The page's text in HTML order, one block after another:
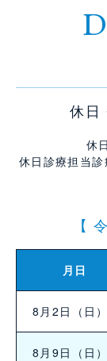
休日
休
休日診療担当
【
月日
8月2日（日）
8月9日（日）